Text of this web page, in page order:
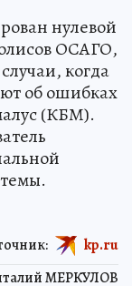
нулевой
ОСАГО,
когда
об ошибках
(КБМ).
МЕРКУЛОВ
kp.ru